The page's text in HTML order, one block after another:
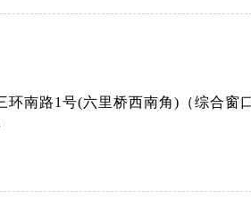
南路1号(六里桥西南角)（综合窗